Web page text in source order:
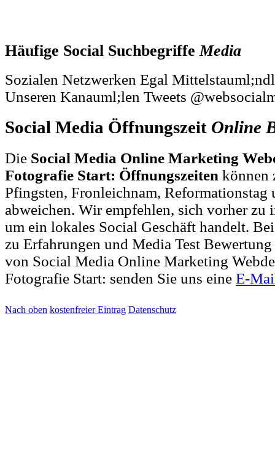
Häufige Social Suchbegriffe Media
Sozialen Netzwerken Egal
Unseren Kanauml;len Tweets
Social Media Öffnungszeit Online
Die Social Media Online Marketing
Fotografie Start: Öffnungszeiten können
Pfingsten, Fronleichnam,
abweichen. Wir empfehlen, sich vorher zu
um ein lokales Social Geschäft handelt.
zu Erfahrungen und Media Test
von Social Media Online Marketing
Fotografie Start: senden Sie uns eine E-
Nach oben kostenfreier Eintrag Datenschutz